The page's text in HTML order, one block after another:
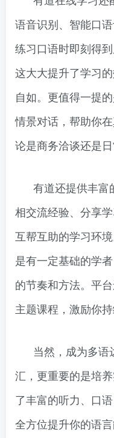
语音识别、智能口
练习口语时即刻得
这大大提升了学习
自如。更值得一提
情景对话，帮助你
论是商务洽谈还是
有道还提供丰富
相交流经验、分享
互帮互助的学习环
是有一定基础的学
的节奏和方法。平
主题课程，激励你
当然，成为多语
汇，更重要的是培
了丰富的听力、口
全方位提升你的语